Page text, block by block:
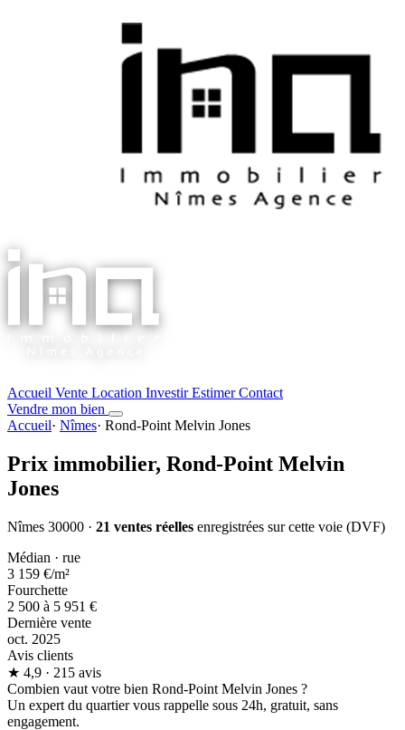
Accueil Vente Location InvestirEstimerContact
Vendre mon bien
Accueil· Nîmes· Rond-Point Melvin Jones
Prix immobilier, Rond-Point Melvin
Jones
Nîmes 30000 · 21 ventes réelles enregistrées sur cette voie (DVF)
Médian · rue
3 159 €/m²
Fourchette
2 500 à 5 951 €
Dernière vente
oct. 2025
Avis clients
★ 4,9 · 215 avis
Combien vaut votre bien Rond-Point Melvin Jones ?
Un expert du quartier vous rappelle sous 24h, gratuit, sans
engagement.